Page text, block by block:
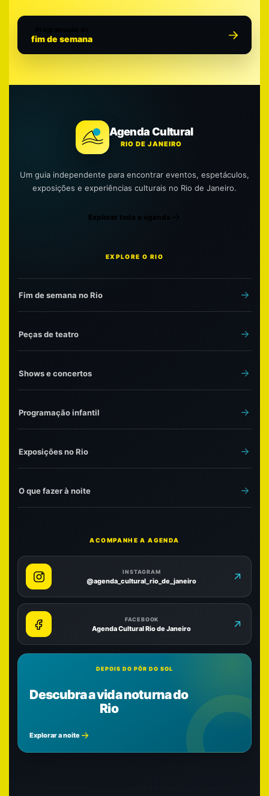
fim de semana
Agenda Cultural
RIO DE JANEIRO
Um guia independente para encontrar eventos, espetáculos,
exposições e experiências culturais no Rio de Janeiro.
Explorar toda a agenda
EXPLORE O RIO
Fim de semana no Rio
Peças de teatro
Shows e concertos
Programação infantil
Exposições no Rio
O que fazer à noite
ACOMPANHE A AGENDA
INSTAGRAM
@agenda_cultural_rio_de_janeiro
FACEBOOK
Agenda Cultural Rio de Janeiro
DEPOIS DO PÔR DO SOL
Descubra a vida noturna do
Rio
Explorar a noite